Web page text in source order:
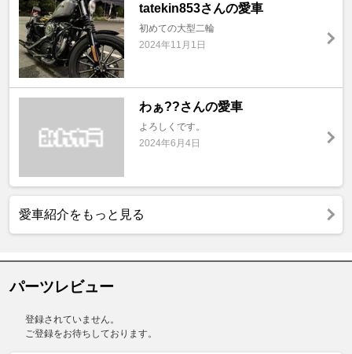
tatekin853さんの愛車
初めての大型二輪
2024年11月1日
わぁ??さんの愛車
よろしくです。
2024年6月4日
愛車紹介をもっと見る
パーツレビュー
登録されていません。
ご登録をお待ちしております。